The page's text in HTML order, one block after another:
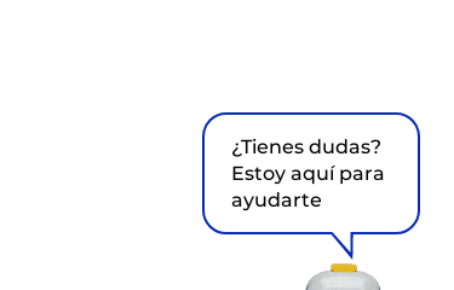
¿Tienes dudas?
Estoy aquí para
ayudarte